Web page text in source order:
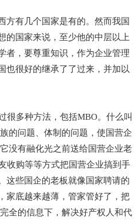
方有几个国家是有的。然而我国
的国家来说，至少他的中层以上
者，要尊重知识，作为企业管理
也很好的继承了了过来，并加以
很多种方法，包括MBO。什么叫
的问题、体制的问题，使国营企
没有融化光之前送给国营企业老
收购等等方式把国营企业搞到手
这些国企的老板就像国家聘请的
家底越来越薄，管家管好了，把
全的信息下，解决好产权人和代